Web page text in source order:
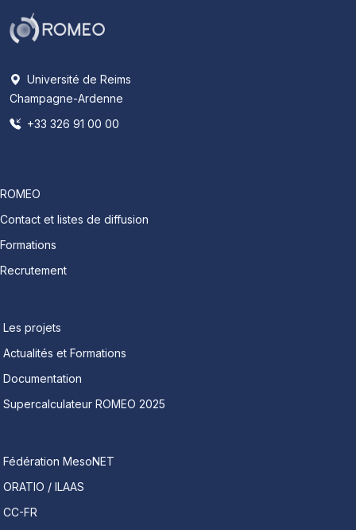
Université de Reims
Champagne-Ardenne
+33 326 91 00 00
ROMEO
Contact et listes de diffusion
Formations
Recrutement
Les projets
Actualités et Formations
Documentation
Supercalculateur ROMEO 2025
Fédération MesoNET
ORATIO / ILAAS
CC-FR